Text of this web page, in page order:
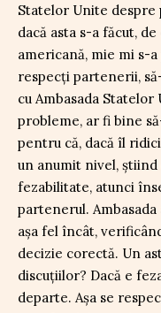
Statelor Unite despre
dacă asta s-a făcut,
americană, mie mi s-
respecți partenerii,
cu Ambasada
probleme, ar fi bine
pentru că, dacă îl
un anumit nivel,
fezabilitate, atunci
partenerul.
așa fel încât,
decizie corectă. Un
discuțiilor? Dacă e
departe. Așa se